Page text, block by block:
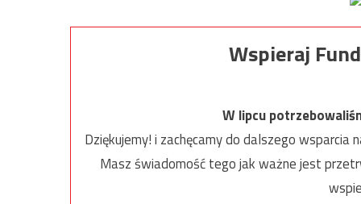
Wspieraj
W lipcu
Dziękujemy! i zachęcamy do dalszego wsparcia
Masz świadomość tego jak ważne jest